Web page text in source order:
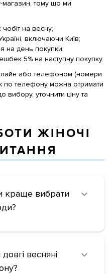
магазин, тому що ми
чобіт на весну;
включаючи Київ;
на день покупки;
5% на наступну покупку.
або телефоном (номери
по телефону можна отримати
вибору, уточнити ціну та
ЖІНОЧІ
краще вибрати
весняні